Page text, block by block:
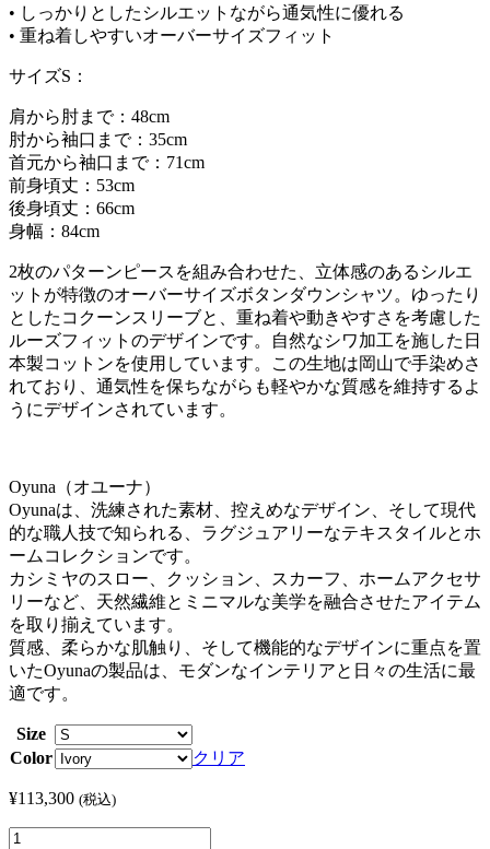
• しっかりとしたシルエットながら通気性に優れる
• 重ね着しやすいオーバーサイズフィット
サイズS：
肩から肘まで：48cm
肘から袖口まで：35cm
首元から袖口まで：71cm
前身頃丈：53cm
後身頃丈：66cm
身幅：84cm
2枚のパターンピースを組み合わせた、立体感のあるシルエ
ットが特徴のオーバーサイズボタンダウンシャツ。ゆったり
としたコクーンスリーブと、重ね着や動きやすさを考慮した
ルーズフィットのデザインです。自然なシワ加工を施した日
本製コットンを使用しています。この生地は岡山で手染めさ
れており、通気性を保ちながらも軽やかな質感を維持するよ
うにデザインされています。
Oyuna（オユーナ）
Oyunaは、洗練された素材、控えめなデザイン、そして現代
的な職人技で知られる、ラグジュアリーなテキスタイルとホ
ームコレクションです。
カシミヤのスロー、クッション、スカーフ、ホームアクセサ
リーなど、天然繊維とミニマルな美学を融合させたアイテム
を取り揃えています。
質感、柔らかな肌触り、そして機能的なデザインに重点を置
いたOyunaの製品は、モダンなインテリアと日々の生活に最
適です。
Size
Color
クリア
¥113,300 (税込)
Oyuna